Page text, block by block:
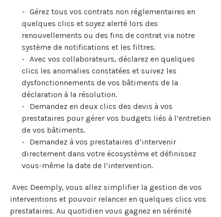
Gérez tous vos contrats non réglementaires en
quelques clics et soyez alerté lors des
renouvellements ou des fins de contrat via notre
système de notifications et les filtres.
Avec vos collaborateurs, déclarez en quelques
clics les anomalies constatées et suivez les
dysfonctionnements de vos bâtiments de la
déclaration à la résolution.
Demandez en deux clics des devis à vos
prestataires pour gérer vos budgets liés à l’entretien
de vos bâtiments.
Demandez à vos prestataires d’intervenir
directement dans votre écosystème et définissez
vous-même la date de l’intervention.
Avec Deemply, vous allez simplifier la gestion de vos
interventions et pouvoir relancer en quelques clics vos
prestataires. Au quotidien vous gagnez en sérénité